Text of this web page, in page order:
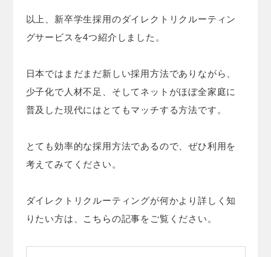
以上、新卒学生採用のダイレクトリクルーティン
グサービスを4つ紹介しました。
日本ではまだまだ新しい採用方法でありながら、
少子化で人材不足、そしてネットがほぼ全家庭に
普及した現代にはとてもマッチする方法です。
とても効率的な採用方法であるので、ぜひ利用を
考えてみてください。
ダイレクトリクルーティングが何かより詳しく知
りたい方は、 こちらの記事をご覧ください。